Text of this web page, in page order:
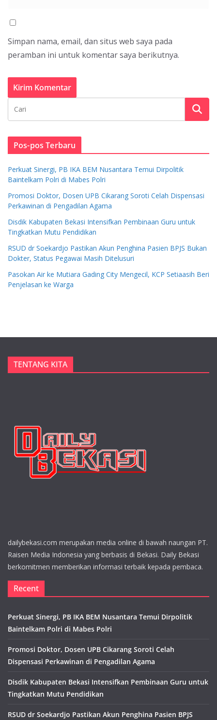
Simpan nama, email, dan situs web saya pada
peramban ini untuk komentar saya berikutnya.
Pos-pos Terbaru
Perkuat Sinergi, PB IKA BEM Nusantara Temui Dirpolitik
Baintelkam Polri di Mabes Polri
Promosi Doktor, Dosen UPB Cikarang Soroti Celah Dispensasi
Perkawinan di Pengadilan Agama
Disdik Kabupaten Bekasi Intensifkan Pembinaan Guru untuk
Tingkatkan Mutu Pendidikan
RSUD dr Soekardjo Pastikan Akun Penghina Pasien BPJS Bukan
Dokter, Status Pegawai Masih Ditelusuri
Pasokan Air ke Mutiara Gading City Mengecil, KCP Setiaasih Beri
Penjelasan ke Warga
TENTANG KITA
dailybekasi.com merupakan media online di bawah naungan PT.
Raisen Media Indonesia yang berbasis di Bekasi. Daily Bekasi
berkomitmen memberikan informasi terbaik kepada pembaca.
Recent
Perkuat Sinergi, PB IKA BEM Nusantara Temui Dirpolitik
Baintelkam Polri di Mabes Polri
Promosi Doktor, Dosen UPB Cikarang Soroti Celah
Dispensasi Perkawinan di Pengadilan Agama
Disdik Kabupaten Bekasi Intensifkan Pembinaan Guru untuk
Tingkatkan Mutu Pendidikan
RSUD dr Soekardjo Pastikan Akun Penghina Pasien BPJS